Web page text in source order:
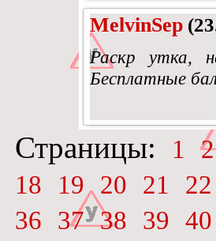
MelvinSep
Раскр утка,
Бесплатные
Страницы: 1 2
18
19 20 21 22
36
37 38 39 40